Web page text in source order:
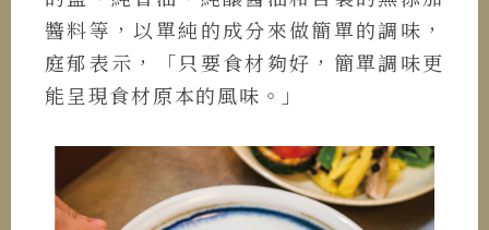
醬料等，以單純的成分來做簡單的調味，
庭郁表示，「只要食材夠好，簡單調味更
能呈現食材原本的風味。」